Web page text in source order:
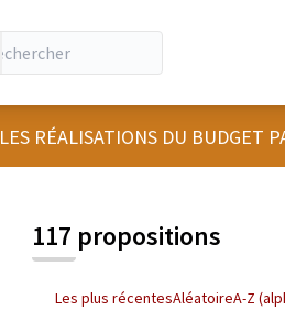
LES RÉALISATIONS DU BUDGET
117 propositions
Les plus récentesAléatoireA-Z